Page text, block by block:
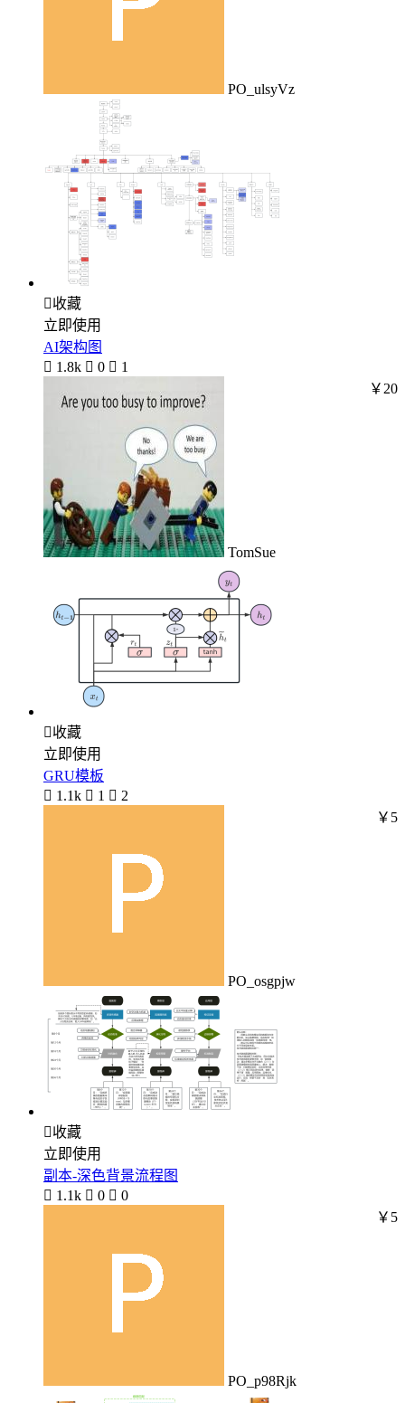
PO_ulsyVz
收藏
立即使用
AI架构图
 1.8k  0  1
TomSue
￥20
收藏
立即使用
GRU模板
 1.1k  1  2
PO_osgpjw
￥5
收藏
立即使用
副本-深色背景流程图
 1.1k  0  0
PO_p98Rjk
￥5